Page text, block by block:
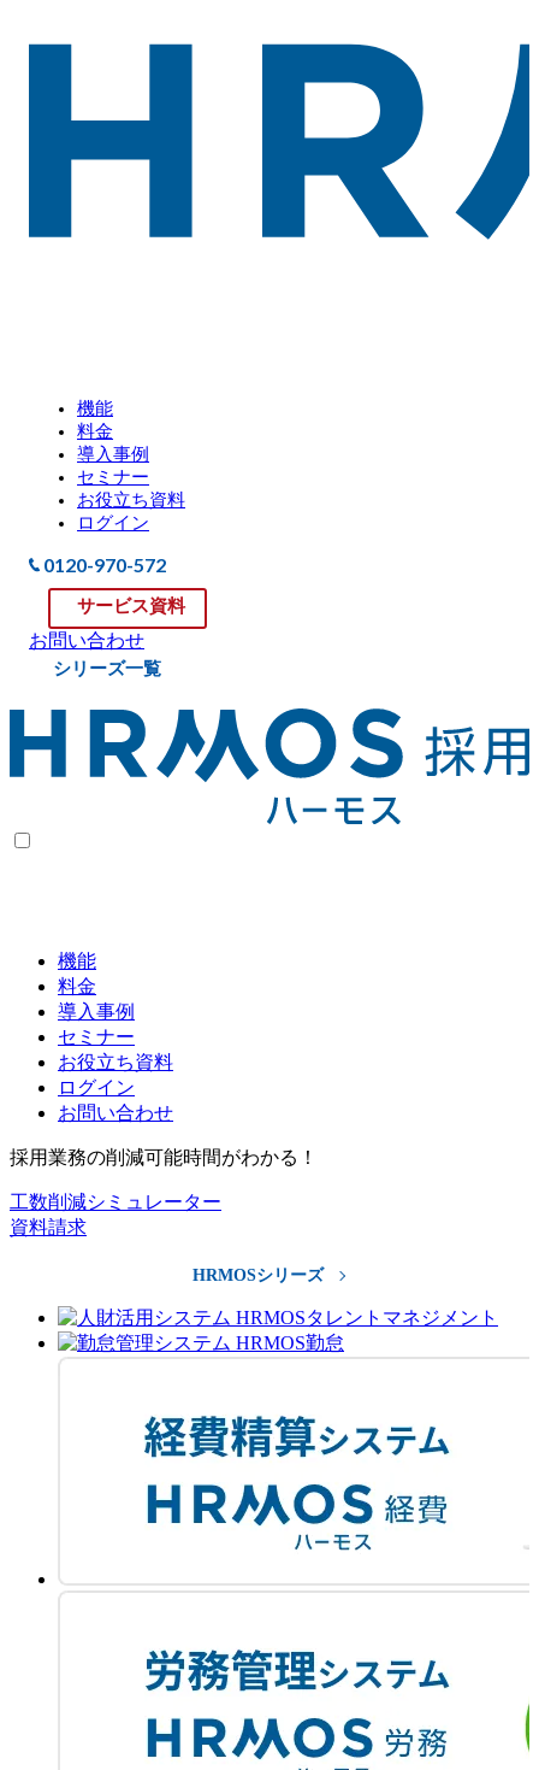
機能
料金
導入事例
セミナー
お役立ち資料
ログイン
0120-970-572
サービス資料
お問い合わせ
シリーズ一覧
機能
料金
導入事例
セミナー
お役立ち資料
ログイン
お問い合わせ
採用業務の削減可能時間がわかる！
工数削減シミュレーター
資料請求
HRMOSシリーズ